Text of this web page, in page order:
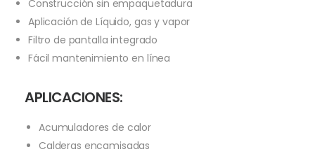
Construcción sin empaquetadura
Aplicación de Líquido, gas y vapor
Filtro de pantalla integrado
Fácil mantenimiento en línea
APLICACIONES:
Acumuladores de calor
Calderas encamisadas